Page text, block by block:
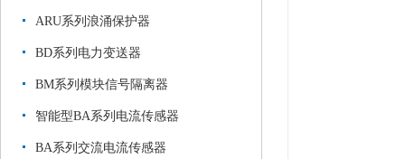
ARU系列浪涌保护器
BD系列电力变送器
BM系列模块信号隔离器
智能型BA系列电流传感器
BA系列交流电流传感器